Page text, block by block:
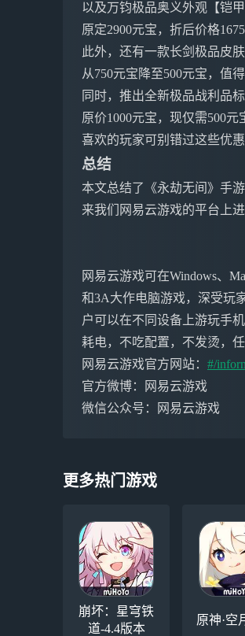
以及万钧极品奥义外观【铠甲
原定2900元宝，折后价格1675
此外，还有一款长剑极品皮
从750元宝降至500元宝，值得
同时，推出全新极品战利品
原价1000元宝，现仅需500元
喜欢的玩家可别错过这些优惠
总结
本文总结了《永劫无间》手
来我们网易云游戏的平台上
网易云游戏可在Windows、
和3A大作电脑游戏，深受玩
户可以在不同设备上游玩手
耗电，不吃配置，不发烫，
网易云游戏官方网站： #/
官方微博：网易云游戏
微信公众号：网易云游戏
更多热门游戏
崩坏：星穹铁
道-4.4版本
原神·空